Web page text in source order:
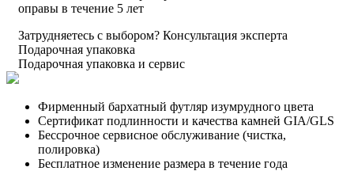
оправы в течение 5 лет
Затрудняетесь с выбором? Консультация эксперта
Подарочная упаковка
Подарочная упаковка и сервис
Фирменный бархатный футляр изумрудного цвета
Сертификат подлинности и качества камней GIA/GLS
Бессрочное сервисное обслуживание (чистка,
полировка)
Бесплатное изменение размера в течение года